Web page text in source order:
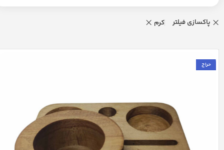
پاکسازی فیلتر کرم
حراج